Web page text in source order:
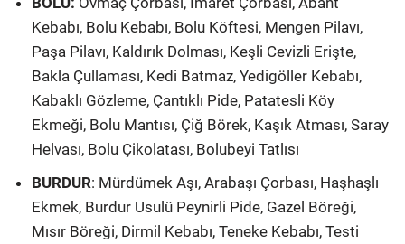
Kebabı, Bolu Kebabı, Bolu Köftesi, Mengen Pilavı,
Paşa Pilavı, Kaldırık Dolması, Keşli Cevizli Erişte,
Bakla Çullaması, Kedi Batmaz, Yedigöller Kebabı,
Kabaklı Gözleme, Çantıklı Pide, Patatesli Köy
Ekmeği, Bolu Mantısı, Çiğ Börek, Kaşık Atması, Saray
Helvası, Bolu Çikolatası, Bolubeyi Tatlısı
BURDUR: Mürdümek Aşı, Arabaşı Çorbası, Haşhaşlı
Ekmek, Burdur Usulü Peynirli Pide, Gazel Böreği,
Mısır Böreği, Dirmil Kebabı, Teneke Kebabı, Testi